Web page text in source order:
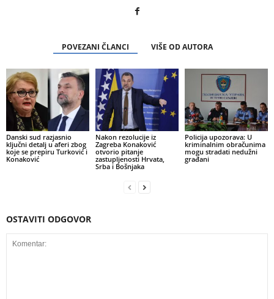
POVEZANI ČLANCI VIŠE OD AUTORA
Danski sud razjasnio
ključni detalj u aferi zbog
koje se prepiru Turković i
Konaković
Nakon rezolucije iz
Zagreba Konaković
otvorio pitanje
zastupljenosti Hrvata,
Srba i Bošnjaka
Policija upozorava: U
kriminalnim obračunima
mogu stradati nedužni
građani
OSTAVITI ODGOVOR